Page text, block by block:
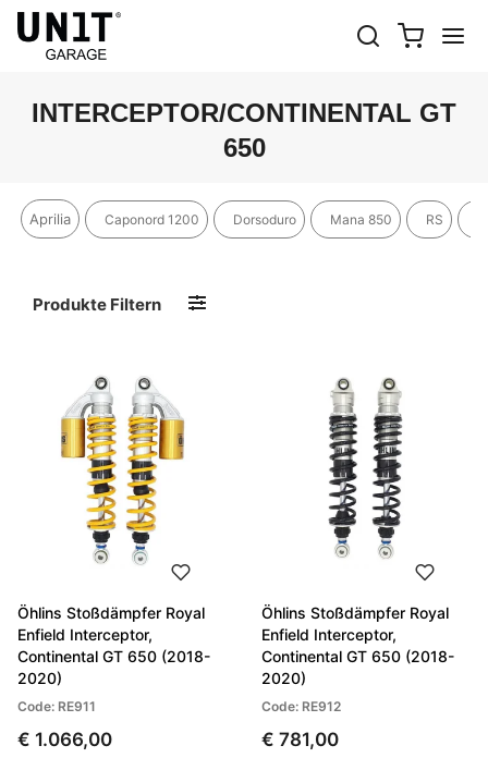
INTERCEPTOR/CONTINENTAL GT
650
Aprilia Caponord 1200 Dorsoduro Mana 850 RS
Produkte Filtern
Öhlins Stoßdämpfer Royal
Enfield Interceptor,
Continental GT 650 (2018-
2020)
Code: RE911
€ 1.066,00
Öhlins Stoßdämpfer Royal
Enfield Interceptor,
Continental GT 650 (2018-
2020)
Code: RE912
€ 781,00